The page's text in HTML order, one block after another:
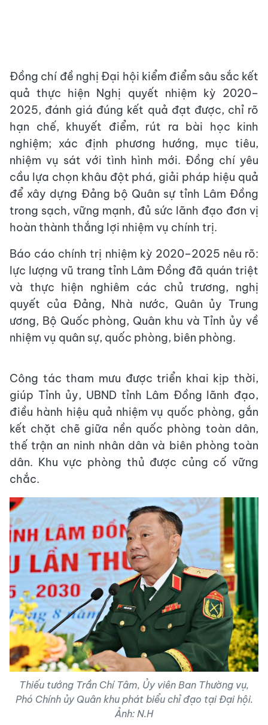
Đồng chí đề nghị Đại hội kiểm điểm sâu sắc kết
quả thực hiện Nghị quyết nhiệm kỳ 2020–
2025, đánh giá đúng kết quả đạt được, chỉ rõ
hạn chế, khuyết điểm, rút ra bài học kinh
nghiệm; xác định phương hướng, mục tiêu,
nhiệm vụ sát với tình hình mới. Đồng chí yêu
cầu lựa chọn khâu đột phá, giải pháp hiệu quả
để xây dựng Đảng bộ Quân sự tỉnh Lâm Đồng
trong sạch, vững mạnh, đủ sức lãnh đạo đơn vị
hoàn thành thắng lợi nhiệm vụ chính trị.
Báo cáo chính trị nhiệm kỳ 2020–2025 nêu rõ:
lực lượng vũ trang tỉnh Lâm Đồng đã quán triệt
và thực hiện nghiêm các chủ trương, nghị
quyết của Đảng, Nhà nước, Quân ủy Trung
ương, Bộ Quốc phòng, Quân khu và Tỉnh ủy về
nhiệm vụ quân sự, quốc phòng, biên phòng.
Công tác tham mưu được triển khai kịp thời,
giúp Tỉnh ủy, UBND tỉnh Lâm Đồng lãnh đạo,
điều hành hiệu quả nhiệm vụ quốc phòng, gắn
kết chặt chẽ giữa nền quốc phòng toàn dân,
thế trận an ninh nhân dân và biên phòng toàn
dân. Khu vực phòng thủ được củng cố vững
chắc.
Thiếu tướng Trần Chí Tâm, Ủy viên Ban Thường vụ,
Phó Chính ủy Quân khu phát biểu chỉ đạo tại Đại hội.
Ảnh: N.H